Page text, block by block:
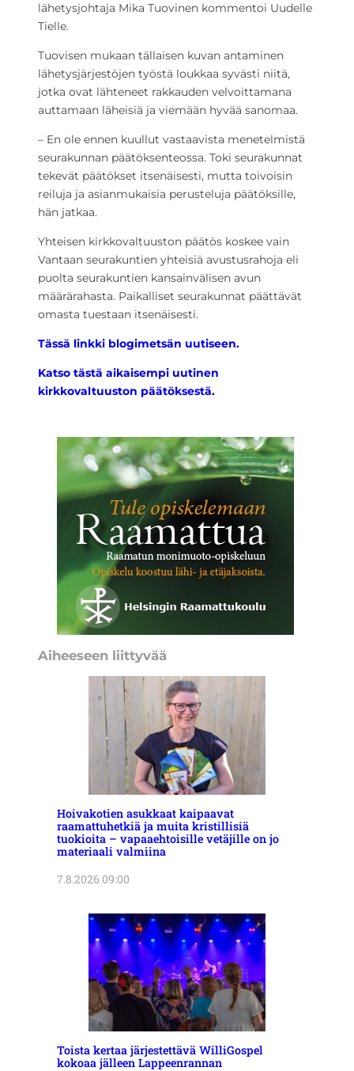
lähetysjohtaja Mika Tuovinen kommentoi Uudelle
Tielle.
Tuovisen mukaan tällaisen kuvan antaminen
lähetysjärjestöjen työstä loukkaa syvästi niitä,
jotka ovat lähteneet rakkauden velvoittamana
auttamaan läheisiä ja viemään hyvää sanomaa.
– En ole ennen kuullut vastaavista menetelmistä
seurakunnan päätöksenteossa. Toki seurakunnat
tekevät päätökset itsenäisesti, mutta toivoisin
reiluja ja asianmukaisia perusteluja päätöksille,
hän jatkaa.
Yhteisen kirkkovaltuuston päätös koskee vain
Vantaan seurakuntien yhteisiä avustusrahoja eli
puolta seurakuntien kansainvälisen avun
määrärahasta. Paikalliset seurakunnat päättävät
omasta tuestaan itsenäisesti.
Tässä linkki blogimetsän uutiseen.
Katso tästä aikaisempi uutinen
kirkkovaltuuston päätöksestä.
Aiheeseen liittyvää
Hoivakotien asukkaat kaipaavat
raamattuhetkiä ja muita kristillisiä
tuokioita – vapaaehtoisille vetäjille on jo
materiaali valmiina
7.8.2026 09:00
Toista kertaa järjestettävä WilliGospel
kokoaa jälleen Lappeenrannan